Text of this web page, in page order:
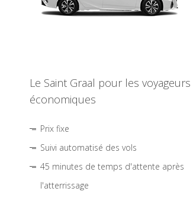
Le Saint Graal pour les voyageurs
économiques
Prix fixe
Suivi automatisé des vols
45 minutes de temps d'attente après
l'atterrissage